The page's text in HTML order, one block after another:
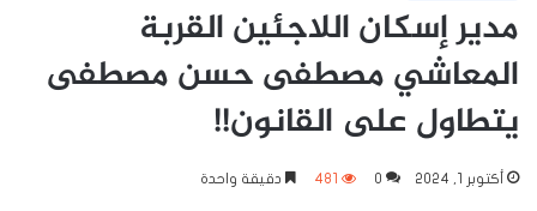
مدير إسكان اللاجئين القربة
المعاشي مصطفى حسن مصطفى
يتطاول على القانون!!
أكتوبر 1, 2024 0
481 دقيقة واحدة